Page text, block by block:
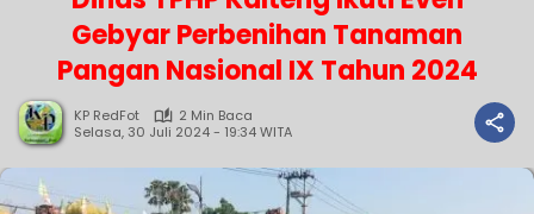
Gebyar Perbenihan Tanaman
Pangan Nasional IX Tahun 2024
KP RedFot
2 Min Baca
Selasa, 30 Juli 2024 - 19:34 WITA